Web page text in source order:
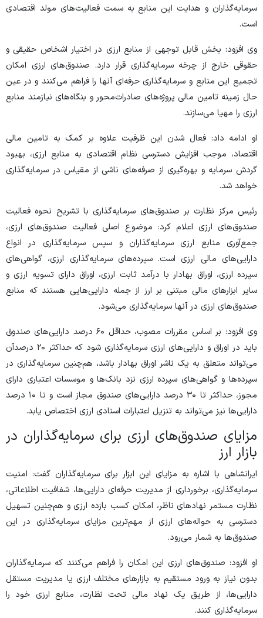
سرمایه‌گذاران و هدایت این منابع به سمت فعالیت‌های مولد اقتصادی
است.
وی افزود: بخش قابل توجهی از منابع ارزی در اختیار اشخاص حقیقی و
حقوقی خارج از چرخه سرمایه‌گذاری قرار دارد. صندوق‌های ارزی امکان
تجمیع این منابع و سرمایه‌گذاری حرفه‌ای آنها را فراهم می‌کنند و در عین
حال زمینه تامین مالی پروژه‌های صادرات‌محور و بنگاه‌های نیازمند منابع
ارزی را مهیا می‌سازند.
او ادامه داد: فعال شدن این ظرفیت علاوه بر کمک به تامین مالی
اقتصاد، موجب افزایش دسترسی نظام اقتصادی به منابع ارزی، بهبود
گردش سرمایه و بهره‌گیری از صرفه‌های ناشی از مقیاس در سرمایه‌گذاری
خواهد شد.
رئیس مرکز نظارت بر صندوق‌های سرمایه‌گذاری با تشریح نحوه فعالیت
صندوق‌های ارزی اعلام کرد: موضوع اصلی فعالیت صندوق‌های ارزی،
جمع‌آوری منابع ارزی سرمایه‌گذاران و سپس سرمایه‌گذاری در انواع
دارایی‌های مالی ارزی است. سپرده‌های سرمایه‌گذاری ارزی، گواهی‌های
سپرده ارزی، اوراق بهادار با درآمد ثابت ارزی، اوراق دارای تسویه ارزی و
سایر ابزار‌های مالی مبتنی بر ارز از جمله دارایی‌هایی هستند که منابع
صندوق‌های ارزی در آنها سرمایه‌گذاری می‌شود.
وی افزود: بر اساس مقررات مصوب، حداقل ۶۰ درصد دارایی‌های صندوق
باید در اوراق و دارایی‌های ارزی سرمایه‌گذاری شود که حداکثر ۲۰ درصدآن
می‌تواند متعلق به یک ناشر اوراق بهادار باشد، هم‌چنین سرمایه‌گذاری در
سپرده‌ها و گواهی‌های سپرده ارزی نزد بانک‌ها و موسسات اعتباری دارای
مجوز، حداکثر تا ۳۰ درصد دارایی‌های صندوق مجاز است و تا ۱۰ درصد
دارایی‌ها نیز می‌تواند به تنزیل اعتبارات اسنادی ارزی اختصاص یابد.
مزایای صندوق‌های ارزی برای سرمایه‌گذاران در
بازار ارز
ایرانشاهی با اشاره به مزایای این ابزار برای سرمایه‌گذاران گفت: امنیت
سرمایه‌گذاری، برخورداری از مدیریت حرفه‌ای دارایی‌ها، شفافیت اطلاعاتی،
نظارت مستمر نهاد‌های ناظر، امکان کسب بازده ارزی و هم‌چنین تسهیل
دسترسی به حواله‌های ارزی از مهم‌ترین مزایای سرمایه‌گذاری در این
صندوق‌ها به شمار می‌رود.
او افزود: صندوق‌های ارزی این امکان را فراهم می‌کنند که سرمایه‌گذاران
بدون نیاز به ورود مستقیم به بازار‌های مختلف ارزی یا مدیریت مستقل
دارایی‌ها، از طریق یک نهاد مالی تحت نظارت، منابع ارزی خود را
سرمایه‌گذاری کنند.